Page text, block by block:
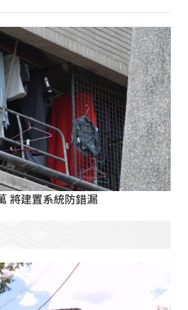
將建置系統防錯漏